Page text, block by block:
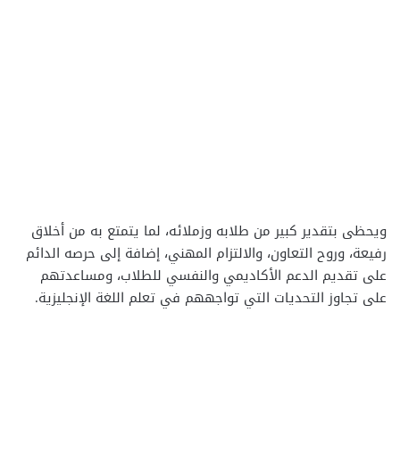
ويحظى بتقدير كبير من طلابه وزملائه، لما يتمتع به من أخلاق
رفيعة، وروح التعاون، والالتزام المهني، إضافة إلى حرصه الدائم
على تقديم الدعم الأكاديمي والنفسي للطلاب، ومساعدتهم
على تجاوز التحديات التي تواجههم في تعلم اللغة الإنجليزية.